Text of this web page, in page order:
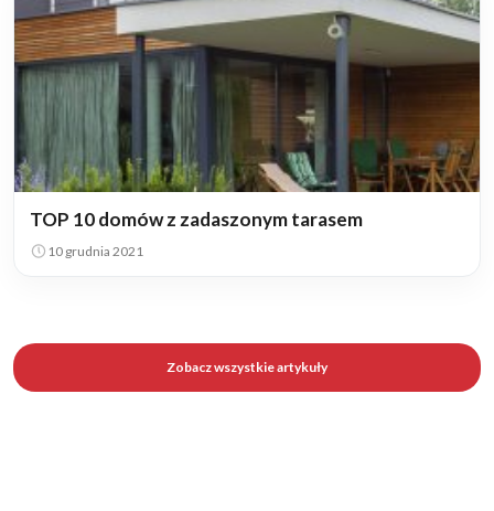
TOP 10 domów z zadaszonym tarasem
10 grudnia 2021
Zobacz wszystkie artykuły